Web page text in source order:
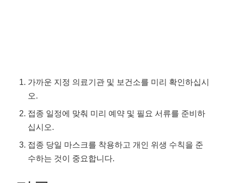
가까운 지정 의료기관 및 보건소를 미리 확인하십시
오.
접종 일정에 맞춰 미리 예약 및 필요 서류를 준비하
십시오.
접종 당일 마스크를 착용하고 개인 위생 수칙을 준
수하는 것이 중요합니다.